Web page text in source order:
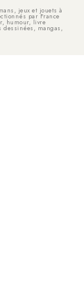
jeux et jouets à
par France
humour, livre
dessinées, mangas,